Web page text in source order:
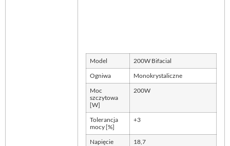
Model 200W Bifacial
Ogniwa Monokrystaliczne
Moc
szczytowa
[W]
200W
Tolerancja
mocy [%]
+3
Napięcie
18,7